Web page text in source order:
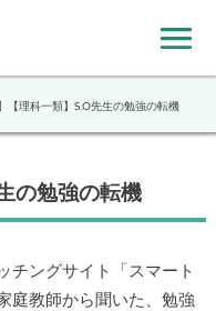
【理科一類】S.O先生の勉強の転機
の勉強の転機
チングサイト「スマート
庭教師から聞いた、勉強